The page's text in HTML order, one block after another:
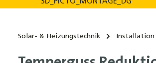
Solar- & Heizungstechnik Installation